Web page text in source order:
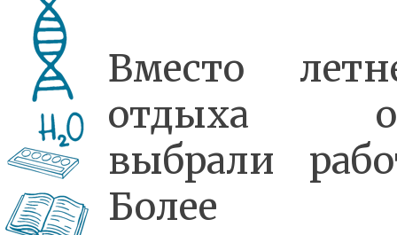
Вместо
отдыха
выбрали
Более